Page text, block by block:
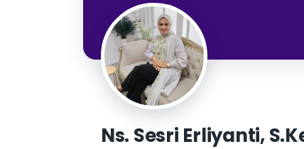
Ns. Sesri Erliyanti,